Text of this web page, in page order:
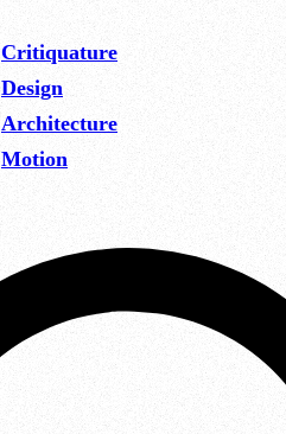
Critiquature
Design
Architecture
Motion